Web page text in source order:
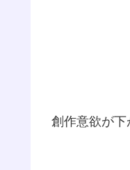
創作意欲が